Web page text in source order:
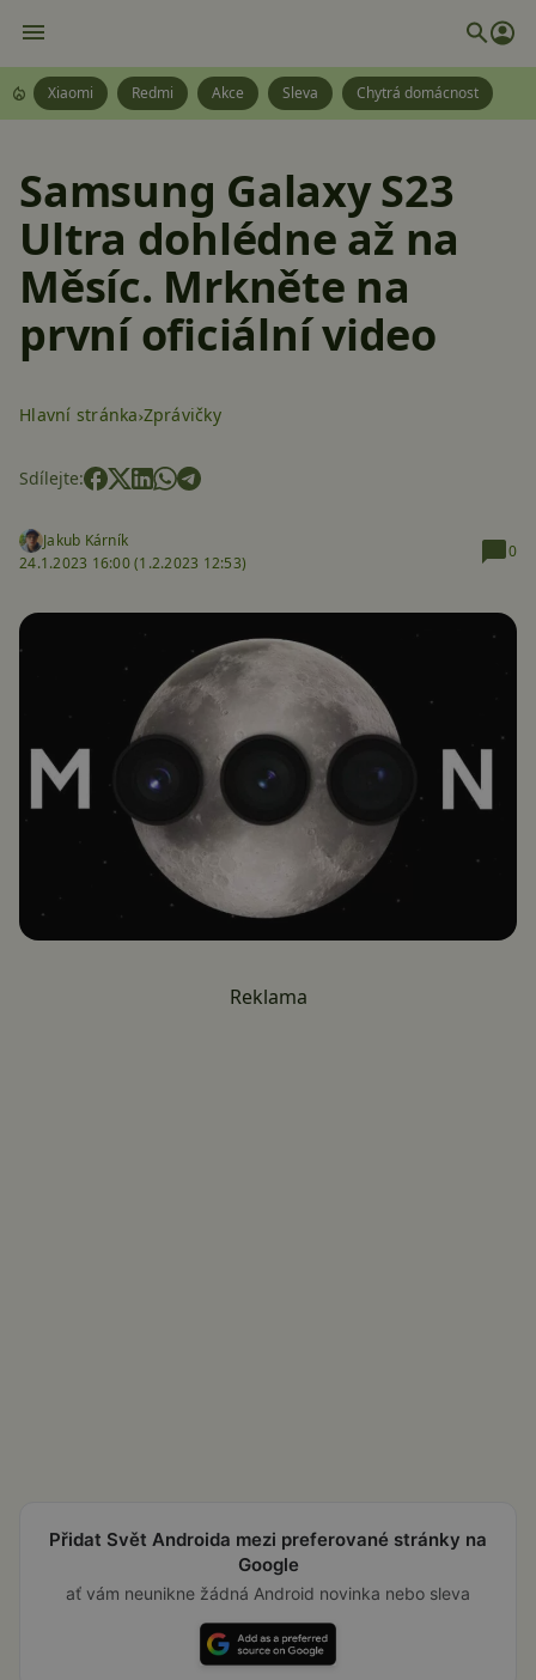
Xiaomi Redmi Akce Sleva Chytrá domácnost
Samsung Galaxy S23
Ultra dohlédne až na
Měsíc. Mrkněte na
první oficiální video
Hlavní stránka Zprávičky
Sdílejte:
Jakub Kárník
24.1.2023 16:00 (1.2.2023 12:53)
0
Reklama
Přidat Svět Androida mezi preferované stránky na
Google
ať vám neunikne žádná Android novinka nebo sleva